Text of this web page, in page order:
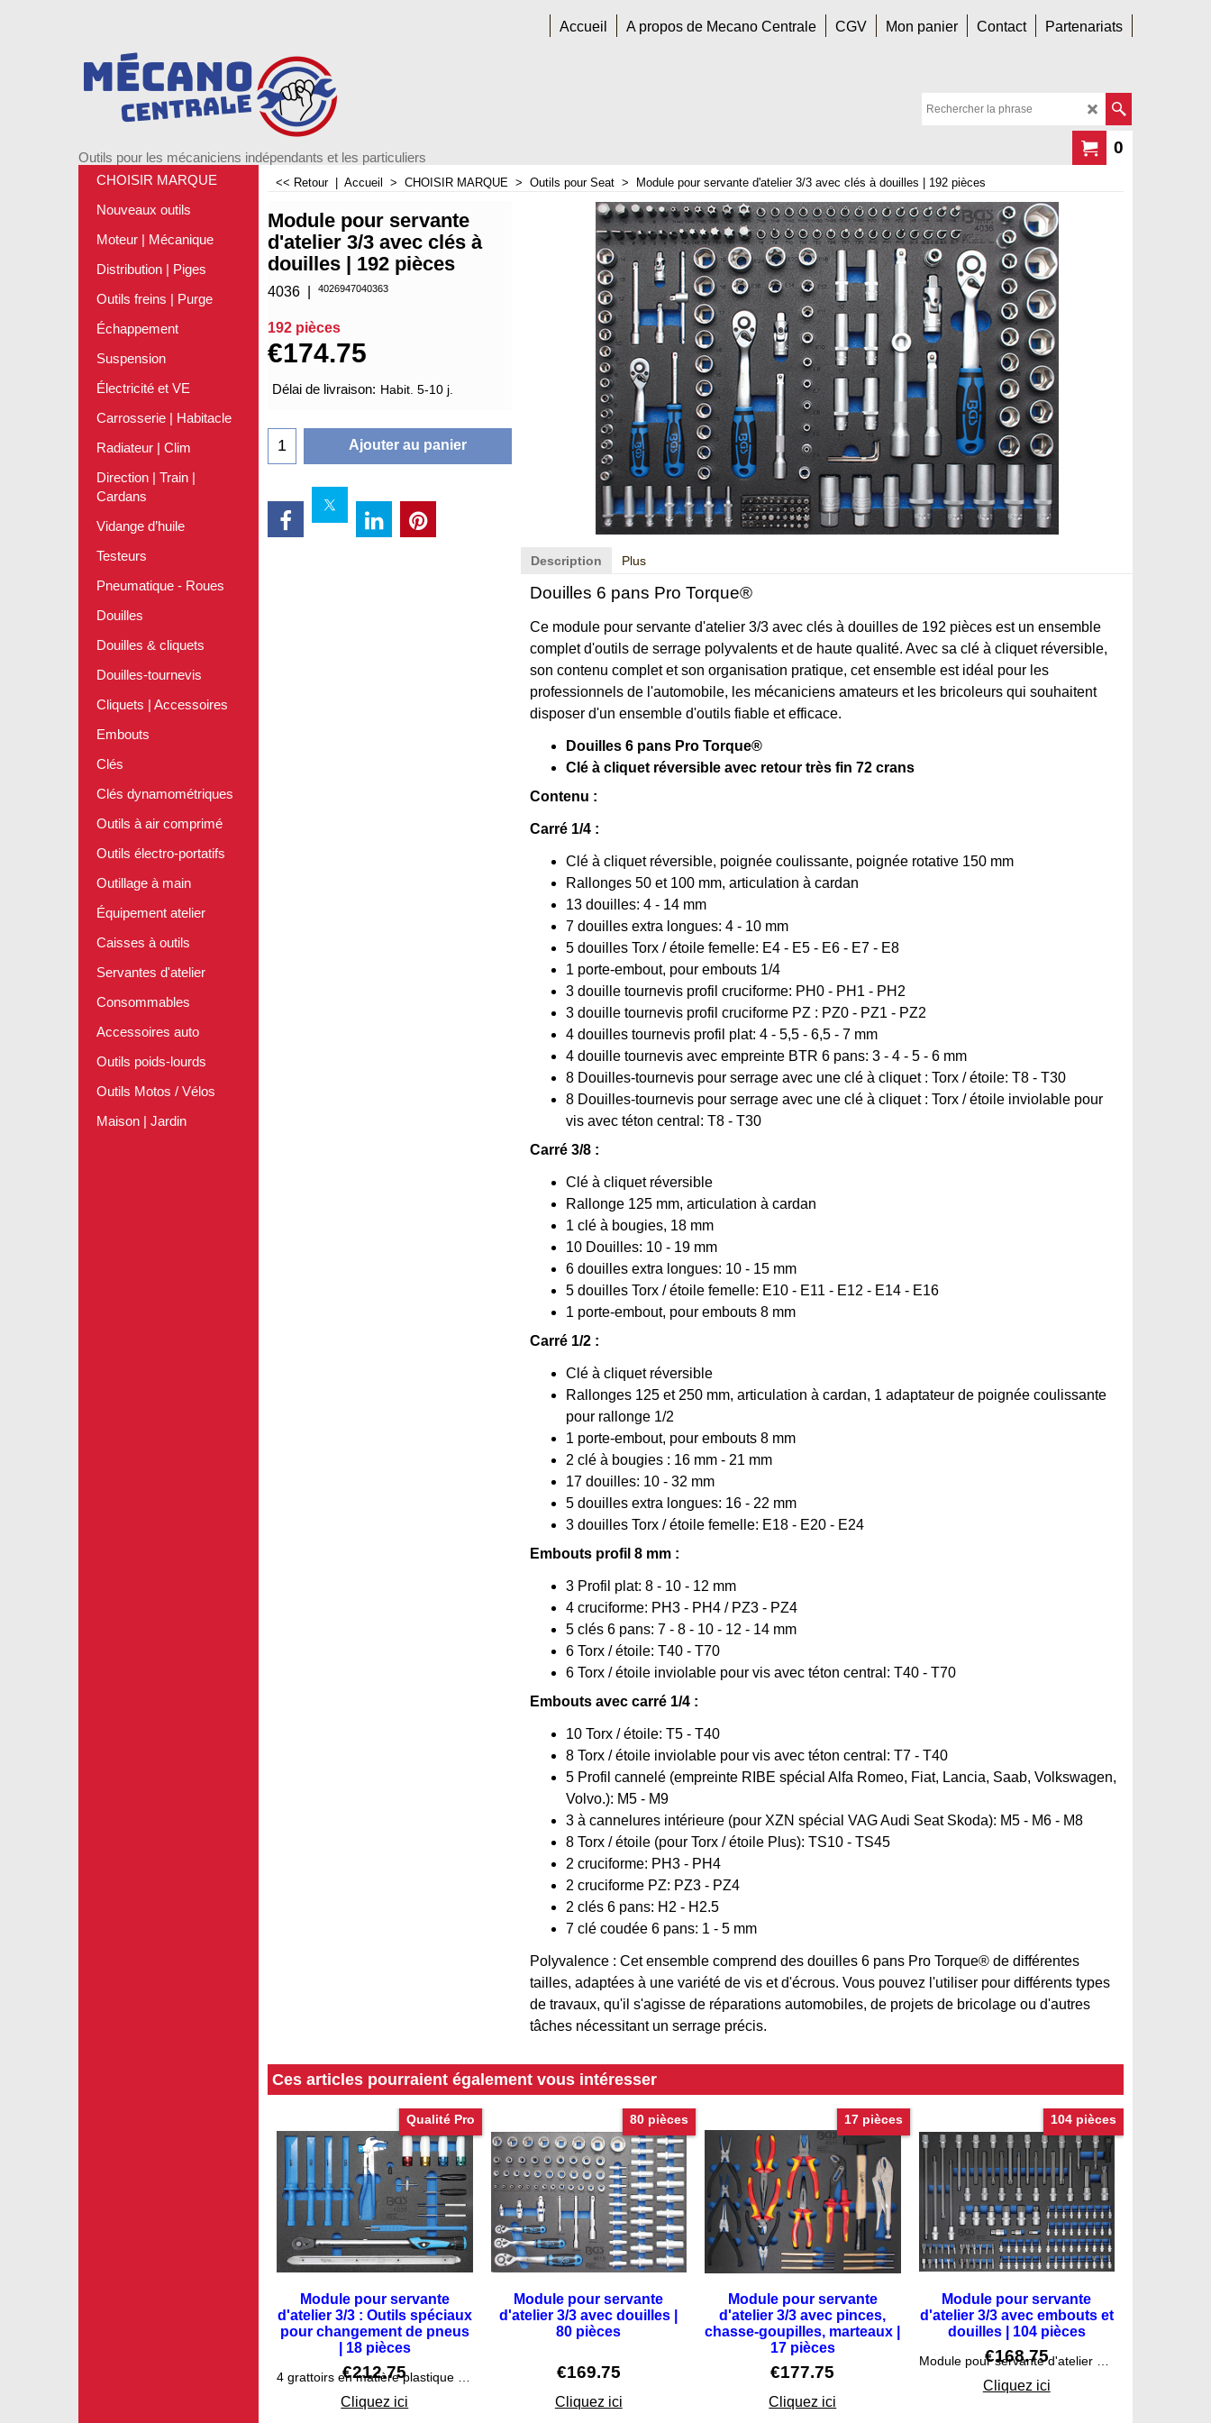
Accueil A propos de Mecano Centrale CGV Mon panier Contact Partenariats
Outils pour les mécaniciens indépendants et les particuliers
0
CHOISIR MARQUE
Nouveaux outils
Moteur | Mécanique
Distribution | Piges
Outils freins | Purge
Échappement
Suspension
Électricité et VE
Carrosserie | Habitacle
Radiateur | Clim
Direction | Train |
Cardans
Vidange d’huile
Testeurs
Pneumatique - Roues
Douilles
Douilles & cliquets
Douilles-tournevis
Cliquets | Accessoires
Embouts
Clés
Clés dynamométriques
Outils à air comprimé
Outils électro-portatifs
Outillage à main
Équipement atelier
Caisses à outils
Servantes d'atelier
Consommables
Accessoires auto
Outils poids-lourds
Outils Motos / Vélos
Maison | Jardin
<< Retour Accueil > CHOISIR MARQUE > Outils pour Seat > Module pour servante d'atelier 3/3 avec clés à douilles | 192 pièces
Module pour servante
d'atelier 3/3 avec clés à
douilles | 192 pièces
4036 4026947040363
192 pièces
€174.75
Délai de livraison: Habit. 5-10 j.
Ajouter au panier
Description Plus
Douilles 6 pans Pro Torque®
Ce module pour servante d'atelier 3/3 avec clés à douilles de 192 pièces est un ensemble
complet d'outils de serrage polyvalents et de haute qualité. Avec sa clé à cliquet réversible,
son contenu complet et son organisation pratique, cet ensemble est idéal pour les
professionnels de l'automobile, les mécaniciens amateurs et les bricoleurs qui souhaitent
disposer d'un ensemble d'outils fiable et efficace.
Douilles 6 pans Pro Torque®
Clé à cliquet réversible avec retour très fin 72 crans
Contenu :
Carré 1/4 :
Clé à cliquet réversible, poignée coulissante, poignée rotative 150 mm
Rallonges 50 et 100 mm, articulation à cardan
13 douilles: 4 - 14 mm
7 douilles extra longues: 4 - 10 mm
5 douilles Torx / étoile femelle: E4 - E5 - E6 - E7 - E8
1 porte-embout, pour embouts 1/4
3 douille tournevis profil cruciforme: PH0 - PH1 - PH2
3 douille tournevis profil cruciforme PZ : PZ0 - PZ1 - PZ2
4 douilles tournevis profil plat: 4 - 5,5 - 6,5 - 7 mm
4 douille tournevis avec empreinte BTR 6 pans: 3 - 4 - 5 - 6 mm
8 Douilles-tournevis pour serrage avec une clé à cliquet : Torx / étoile: T8 - T30
8 Douilles-tournevis pour serrage avec une clé à cliquet : Torx / étoile inviolable pour
vis avec téton central: T8 - T30
Carré 3/8 :
Clé à cliquet réversible
Rallonge 125 mm, articulation à cardan
1 clé à bougies, 18 mm
10 Douilles: 10 - 19 mm
6 douilles extra longues: 10 - 15 mm
5 douilles Torx / étoile femelle: E10 - E11 - E12 - E14 - E16
1 porte-embout, pour embouts 8 mm
Carré 1/2 :
Clé à cliquet réversible
Rallonges 125 et 250 mm, articulation à cardan, 1 adaptateur de poignée coulissante
pour rallonge 1/2
1 porte-embout, pour embouts 8 mm
2 clé à bougies : 16 mm - 21 mm
17 douilles: 10 - 32 mm
5 douilles extra longues: 16 - 22 mm
3 douilles Torx / étoile femelle: E18 - E20 - E24
Embouts profil 8 mm :
3 Profil plat: 8 - 10 - 12 mm
4 cruciforme: PH3 - PH4 / PZ3 - PZ4
5 clés 6 pans: 7 - 8 - 10 - 12 - 14 mm
6 Torx / étoile: T40 - T70
6 Torx / étoile inviolable pour vis avec téton central: T40 - T70
Embouts avec carré 1/4 :
10 Torx / étoile: T5 - T40
8 Torx / étoile inviolable pour vis avec téton central: T7 - T40
5 Profil cannelé (empreinte RIBE spécial Alfa Romeo, Fiat, Lancia, Saab, Volkswagen,
Volvo.): M5 - M9
3 à cannelures intérieure (pour XZN spécial VAG Audi Seat Skoda): M5 - M6 - M8
8 Torx / étoile (pour Torx / étoile Plus): TS10 - TS45
2 cruciforme: PH3 - PH4
2 cruciforme PZ: PZ3 - PZ4
2 clés 6 pans: H2 - H2.5
7 clé coudée 6 pans: 1 - 5 mm
Polyvalence : Cet ensemble comprend des douilles 6 pans Pro Torque® de différentes
tailles, adaptées à une variété de vis et d'écrous. Vous pouvez l'utiliser pour différents types
de travaux, qu'il s'agisse de réparations automobiles, de projets de bricolage ou d'autres
tâches nécessitant un serrage précis.
Ces articles pourraient également vous intéresser
Qualité Pro
Module pour servante
d'atelier 3/3 : Outils spéciaux
pour changement de pneus
| 18 pièces
€212.75
Cliquez ici
80 pièces
Module pour servante
d'atelier 3/3 avec douilles |
80 pièces
€169.75
Cliquez ici
17 pièces
Module pour servante
d'atelier 3/3 avec pinces,
chasse-goupilles, marteaux |
17 pièces
€177.75
Cliquez ici
104 pièces
Module pour servante
d'atelier 3/3 avec embouts et
douilles | 104 pièces
€168.75
Cliquez ici